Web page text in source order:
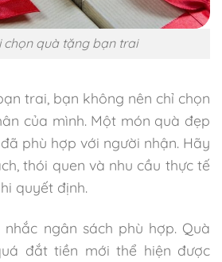
chọn quà tặng bạn trai
trai, bạn không nên chỉ chọn
của mình. Một món quà đẹp
phù hợp với người nhận. Hãy
thói quen và nhu cầu thực tế
quyết định.
ngân sách phù hợp. Quà
đắt tiền mới thể hiện được